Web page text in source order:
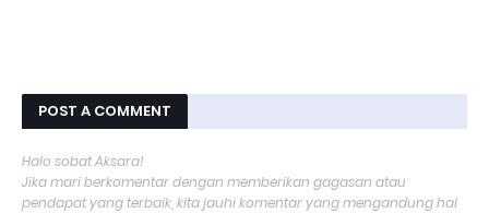
POST A COMMENT
Halo sobat Aksara!
Jika mari berkomentar dengan memberikan gagasan atau
pendapat yang terbaik, kita jauhi komentar yang mengandung hal